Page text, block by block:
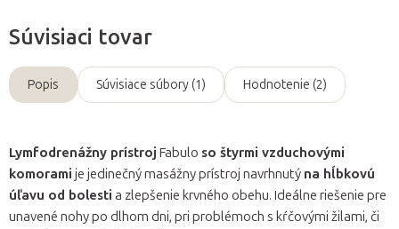
Súvisiaci tovar
Popis Súvisiace súbory (1) Hodnotenie (2)
Lymfodrenážny prístroj Fabulo so štyrmi vzduchovými
komorami je jedinečný masážny prístroj navrhnutý na hĺbkovú
úľavu od bolesti a zlepšenie krvného obehu. Ideálne riešenie pre
unavené nohy po dlhom dni, pri problémoch s kŕčovými žilami, či